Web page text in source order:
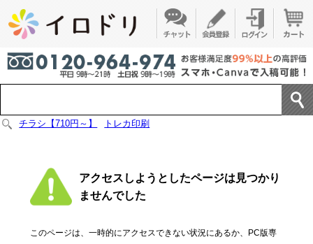
チラシ【710円～】 トレカ印刷
アクセスしようとしたページは見つかり
ませんでした
このページは、一時的にアクセスできない状況にあるか、PC版専